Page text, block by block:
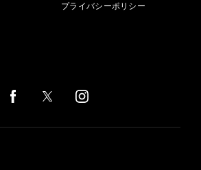
プライバシーポリシー